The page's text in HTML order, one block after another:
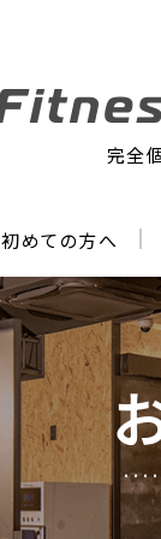
完全
初めての方へ